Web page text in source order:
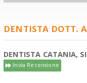
DENTISTA DOTT.
DENTISTA CATANIA,
Invia Recensione